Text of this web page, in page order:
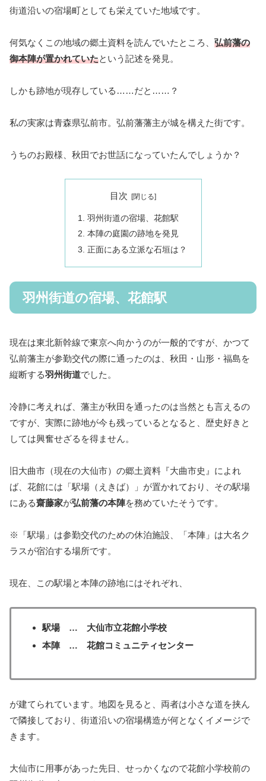
街道沿いの宿場町としても栄えていた地域です。
何気なくこの地域の郷土資料を読んでいたところ、 弘前藩の
御本陣が置かれていたという記述を発見。
しかも跡地が現存している……だと……？
私の実家は青森県弘前市。弘前藩藩主が城を構えた街です。
うちのお殿様、秋田でお世話になっていたんでしょうか？
目次
羽州街道の宿場、花館駅
本陣の庭園の跡地を発見
正面にある立派な石垣は？
羽州街道の宿場、花館駅
現在は東北新幹線で東京へ向かうのが一般的ですが、かつて
弘前藩主が参勤交代の際に通ったのは、秋田・山形・福島を
縦断する羽州街道でした。
冷静に考えれば、藩主が秋田を通ったのは当然とも言えるの
ですが、実際に跡地が今も残っているとなると、歴史好きと
しては興奮せざるを得ません。
旧大曲市（現在の大仙市）の郷土資料『大曲市史』によれ
ば、花館には「駅場（えきば）」が置かれており、その駅場
にある齋藤家が弘前藩の本陣を務めていたそうです。
※「駅場」は参勤交代のための休泊施設、「本陣」は大名ク
ラスが宿泊する場所です。
現在、この駅場と本陣の跡地にはそれぞれ、
駅場 … 大仙市立花館小学校
本陣 … 花館コミュニティセンター
が建てられています。地図を見ると、両者は小さな道を挟ん
で隣接しており、街道沿いの宿場構造が何となくイメージで
きます。
大仙市に用事があった先日、せっかくなので花館小学校前の